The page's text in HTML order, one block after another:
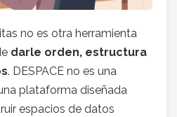
no es otra herramienta
darle orden, estructura
. DESPACE no es una
plataforma diseñada
espacios de datos